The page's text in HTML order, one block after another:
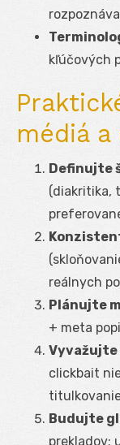
kľúčových
médiá a
Definujte
(diakritika,
reálnych
Plánujte
+ meta
Vyvažujte
clickbait
Budujte
prekladov;